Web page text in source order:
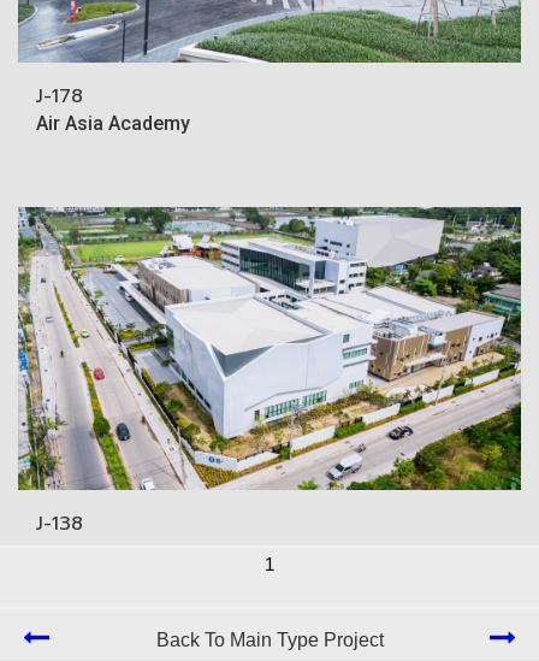
J-178
Air Asia Academy
J-138
1
Back To Main Type Project